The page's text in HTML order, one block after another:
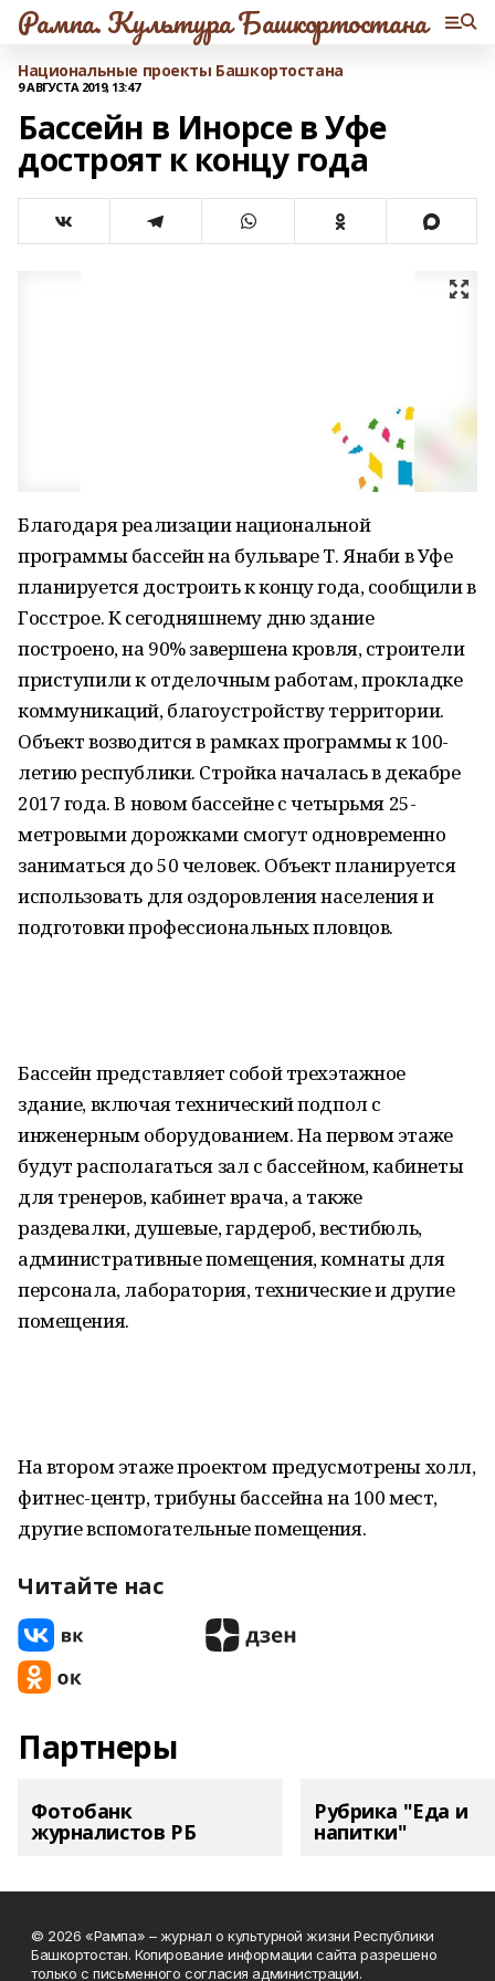
Рампа. Культура Башкортостана
Национальные проекты Башкортостана
9 АВГУСТА 2019, 13:47
Бассейн в Инорсе в Уфе
достроят к концу года
Благодаря реализации национальной
программы бассейн на бульваре Т. Янаби в Уфе
планируется достроить к концу года, сообщили в
Госстрое. К сегодняшнему дню здание
построено, на 90% завершена кровля, строители
приступили к отделочным работам, прокладке
коммуникаций, благоустройству территории.
Объект возводится в рамках программы к 100-
летию республики. Стройка началась в декабре
2017 года. В новом бассейне с четырьмя 25-
метровыми дорожками смогут одновременно
заниматься до 50 человек. Объект планируется
использовать для оздоровления населения и
подготовки профессиональных пловцов.
Бассейн представляет собой трехэтажное
здание, включая технический подпол с
инженерным оборудованием. На первом этаже
будут располагаться зал с бассейном, кабинеты
для тренеров, кабинет врача, а также
раздевалки, душевые, гардероб, вестибюль,
административные помещения, комнаты для
персонала, лаборатория, технические и другие
помещения.
На втором этаже проектом предусмотрены холл,
фитнес-центр, трибуны бассейна на 100 мест,
другие вспомогательные помещения.
Читайте нас
Партнеры
Фотобанк
журналистов РБ
Рубрика "Еда и
напитки"
© 2026 «Рампа» – журнал о культурной жизни Республики
Башкортостан. Копирование информации сайта разрешено
только с письменного согласия администрации.